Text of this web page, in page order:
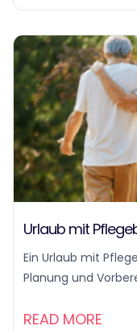
Urlaub mit
Ein Urlaub mit
Planung und
READ MORE